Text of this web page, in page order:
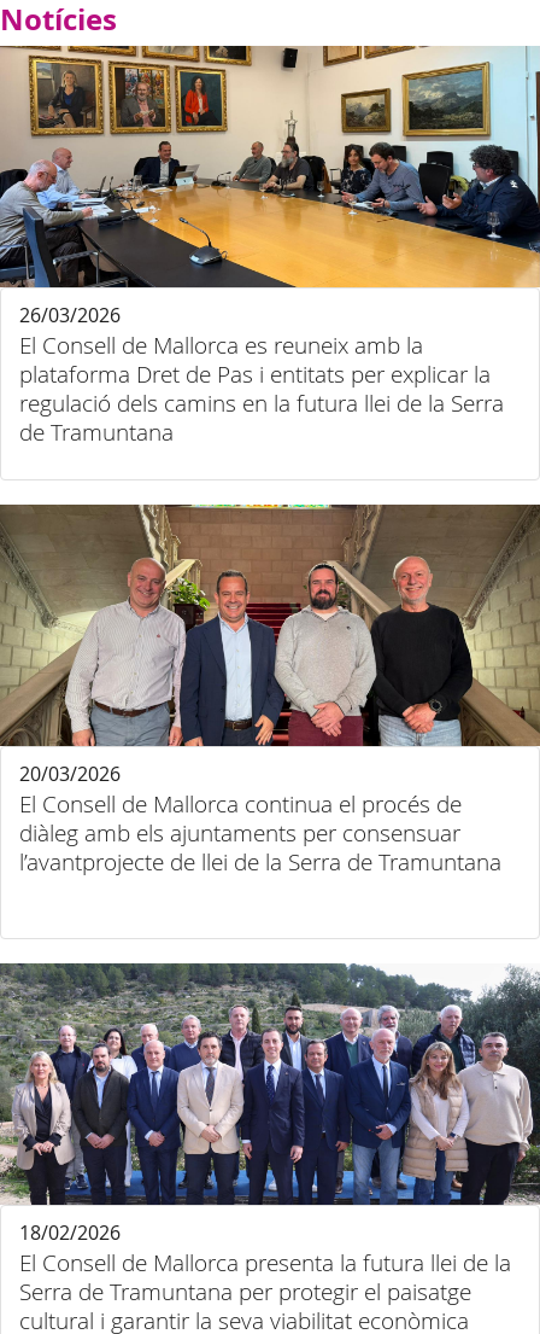
Notícies
El Consell de Mallorca es reuneix amb la
plataforma Dret de Pas i entitats per explicar la
regulació dels camins en la futura llei de la Serra
de Tramuntana
26/03/2026
El Consell de Mallorca continua el procés de
diàleg amb els ajuntaments per consensuar
l’avantprojecte de llei de la Serra de Tramuntana
20/03/2026
El Consell de Mallorca presenta la futura llei de la
Serra de Tramuntana per protegir el paisatge
cultural i garantir la seva viabilitat econòmica
18/02/2026